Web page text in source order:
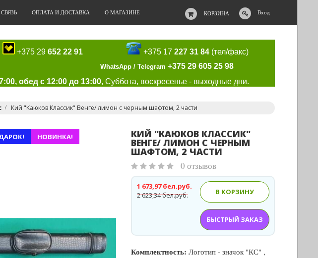
КОРЗИНА Вход
ОПЛАТА И ДОСТАВКА О МАГАЗИНЕ
+375 29 652 22 91 +375 17227 31 84 (тел/факс)
WhatsApp / Telegram +375 29 605 25 98
обед с 12:00 до 13:00, Суббота, воскресенье - выходные дни.
Кий "Каюков Классик" Венге/ лимон с черным шафтом, 2 части
НОВИНКА!
КИЙ "КАЮКОВ КЛАССИК"
ВЕНГЕ/ ЛИМОН С ЧЕРНЫМ
ШАФТОМ, 2 ЧАСТИ
0 отзывов
2 623,34 бел.руб.
1 673,97 бел.руб.
В КОРЗИНУ
БЫСТРЫЙ ЗАКАЗ
Комплектность: Логотип - значок "КС" ,